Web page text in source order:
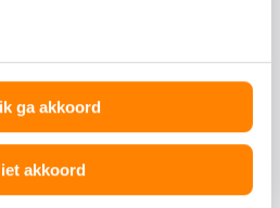
ga akkoord
akkoord
als ik geen
als ik eenmaal